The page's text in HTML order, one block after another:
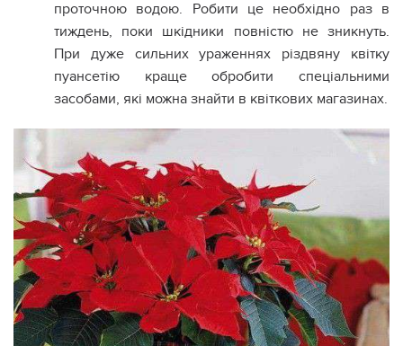
проточною водою. Робити це необхідно раз в
тиждень, поки шкідники повністю не зникнуть.
При дуже сильних ураженнях різдвяну квітку
пуансетію краще обробити спеціальними
засобами, які можна знайти в квіткових магазинах.